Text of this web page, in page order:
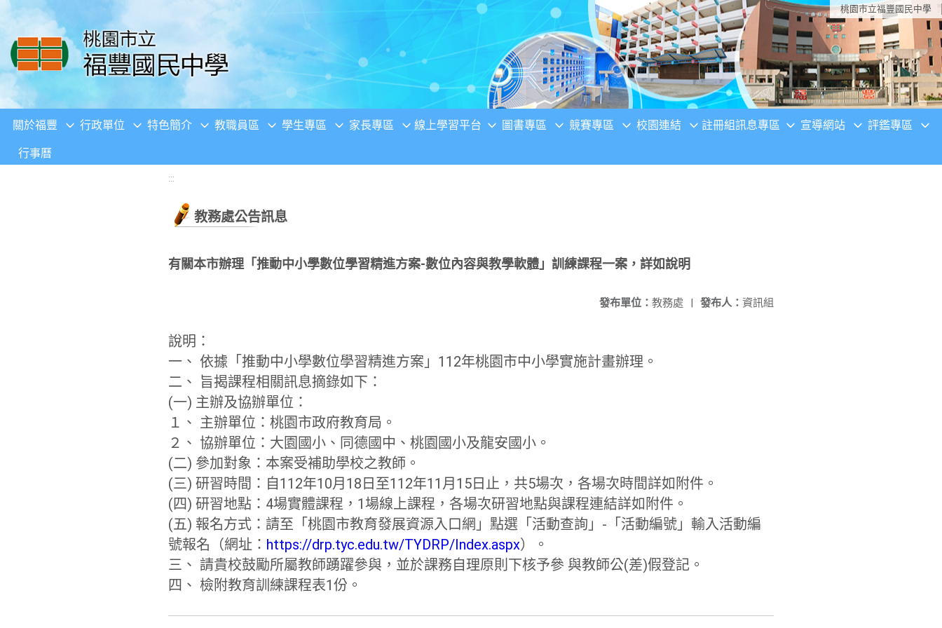
移至網頁之主要內容區位置 桃園市立福豐國民中學
關於福豐 行政單位 特色簡介 教職員區 學生專區 家長專區 線上學習平台 圖書專區 競賽專區 校園連結 註冊組訊息專區 宣導網站 評鑑專區
行事曆
:::
教務處公告訊息
有關本市辦理「推動中小學數位學習精進方案-數位內容與教學軟體」訓練課程一案，詳如說明
發布人： 資訊組
發布單位： 教務處 |
說明：
一、 依據「推動中小學數位學習精進方案」 112年桃園市中小學實施計畫辦理。
二、 旨揭課程相關訊息摘錄如下：
(一) 主辦及協辦單位：
１、 主辦單位：桃園市政府教育局。
２、 協辦單位：大園國小、同德國中、桃園國小及龍安國小。
(二) 參加對象：本案受補助學校之教師。
(三) 研習時間：自112年10月18日至112年11月15日止， 共5場次，各場次時間詳如附件。
(四) 研習地點：4場實體課程，1場線上課程， 各場次研習地點與課程連結詳如附件。
(五) 報名方式：請至「桃園市教育發展資源入口網」點選「活動查詢」- 「活動編號」輸入活動編
號報名（網址： https://drp.tyc.edu.tw/TYDRP/Index.aspx）。
三、 請貴校鼓勵所屬教師踴躍參與，並於課務自理原則下核予參 與教師公(差)假登記。
四、 檢附教育訓練課程表1份。